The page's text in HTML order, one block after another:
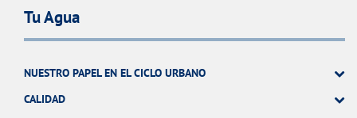
Tu Agua
NUESTRO PAPEL EN EL CICLO URBANO
CALIDAD